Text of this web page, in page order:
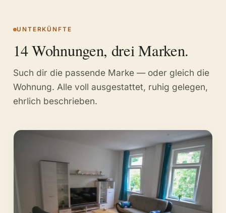
UNTERKÜNFTE
14 Wohnungen, drei Marken.
Such dir die passende Marke — oder gleich die
Wohnung. Alle voll ausgestattet, ruhig gelegen,
ehrlich beschrieben.